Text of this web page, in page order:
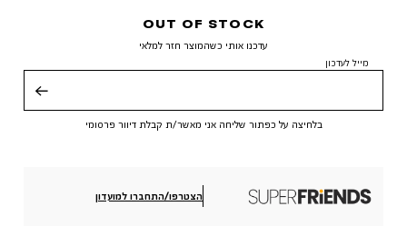
OUT OF STOCK
עדכנו אותי כשהמוצר חזר למלאי
מייל לעדכון
בלחיצה על כפתור שליחה אני מאשר/ת קבלת דיוור פרסומי
הצטרפו/התחברו למועדון